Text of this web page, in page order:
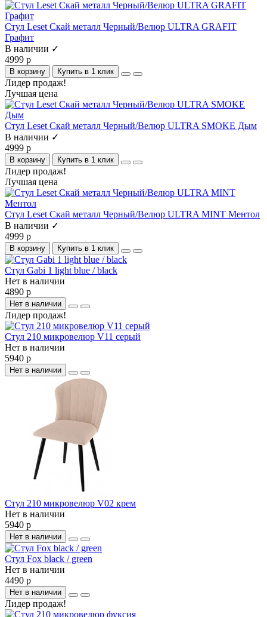
Стул Leset Скай металл Черный/Велюр ULTRA GRAFIT
Графит
В наличии ✓
4999 р
В корзину Купить в 1 клик
Лидер продаж!
Лучшая цена
Стул Leset Скай металл Черный/Велюр ULTRA SMOKE Дым
В наличии ✓
4999 р
В корзину Купить в 1 клик
Лидер продаж!
Лучшая цена
Стул Leset Скай металл Черный/Велюр ULTRA MINT Ментол
В наличии ✓
4999 р
В корзину Купить в 1 клик
Стул Gabi 1 light blue / black
Нет в наличии
4890 р
Нет в наличии
Лидер продаж!
Стул 210 микровелюр V11 серый
Нет в наличии
5940 р
Нет в наличии
Стул 210 микровелюр V02 крем
Нет в наличии
5940 р
Нет в наличии
Стул Fox black / green
Нет в наличии
4490 р
Нет в наличии
Лидер продаж!